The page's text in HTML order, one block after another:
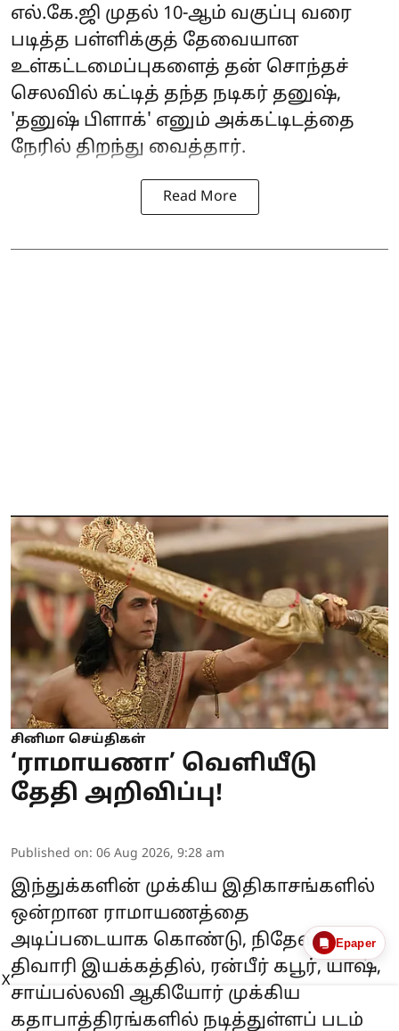
எல்.கே.ஜி முதல் 10-ஆம் வகுப்பு வரை
படித்த பள்ளிக்குத் தேவையான
உள்கட்டமைப்புகளைத் தன் சொந்தச்
செலவில் கட்டித் தந்த நடிகர் தனுஷ்,
'தனுஷ் பிளாக்' எனும் அக்கட்டிடத்தை
நேரில் திறந்து வைத்தார்.
Read More
சினிமா செய்திகள்
‘ராமாயணா’ வெளியீடு
தேதி அறிவிப்பு!
Published on: 06 Aug 2026, 9:28 am
இந்துக்களின் முக்கிய இதிகாசங்களில்
ஒன்றான ராமாயணத்தை
அடிப்படையாக கொண்டு, நிதேஷ்
திவாரி இயக்கத்தில், ரன்பீர் கபூர், யாஷ்,
சாய்பல்லவி ஆகியோர் முக்கிய
கதாபாத்திரங்களில் நடித்துள்ளப் படம்
Epaper
X